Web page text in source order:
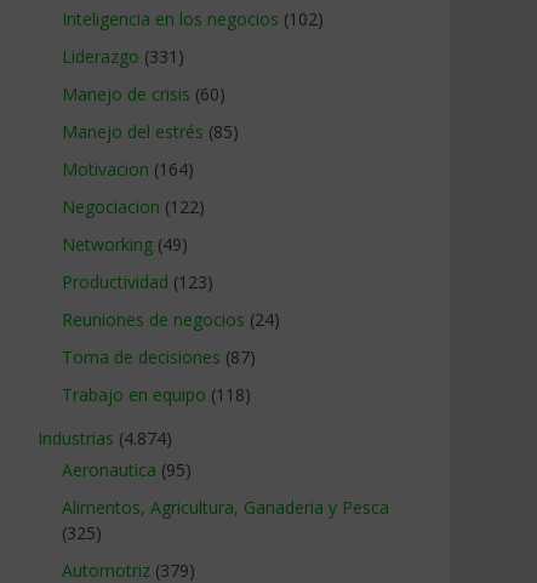
Inteligencia en los negocios (102)
Liderazgo (331)
Manejo de crisis (60)
Manejo del estrés (85)
Motivacion (164)
Negociacion (122)
Networking (49)
Productividad (123)
Reuniones de negocios (24)
Toma de decisiones (87)
Trabajo en equipo (118)
Industrias (4.874)
Aeronautica (95)
Alimentos, Agricultura, Ganaderia y Pesca
(325)
Automotriz (379)